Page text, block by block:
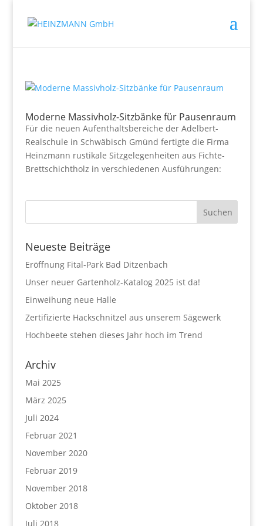
Moderne Massivholz-Sitzbänke für Pausenraum
Für die neuen Aufenthaltsbereiche der Adelbert-
Realschule in Schwäbisch Gmünd fertigte die Firma
Heinzmann rustikale Sitzgelegenheiten aus Fichte-
Brettschichtholz in verschiedenen Ausführungen:
Neueste Beiträge
Eröffnung Fital-Park Bad Ditzenbach
Unser neuer Gartenholz-Katalog 2025 ist da!
Einweihung neue Halle
Zertifizierte Hackschnitzel aus unserem Sägewerk
Hochbeete stehen dieses Jahr hoch im Trend
Archiv
Mai 2025
März 2025
Juli 2024
Februar 2021
November 2020
Februar 2019
November 2018
Oktober 2018
Juli 2018